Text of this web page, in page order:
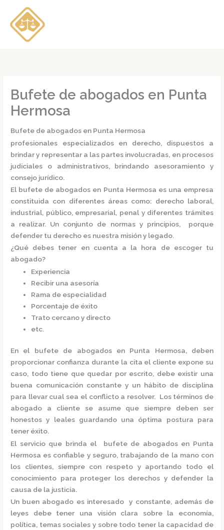
contenido
Bufete de abogados en Punta
Hermosa
Bufete de abogados en Punta Hermosa
profesionales especializados en derecho, dispuestos a
brindar y representar a las partes involucradas, en procesos
judiciales o administrativos, brindando asesoramiento y
consejo jurídico.
El bufete de abogados en Punta Hermosa es una empresa
constituida con diferentes áreas como: derecho laboral,
industrial, público, empresarial, penal y diferentes trámites
a realizar. Un conjunto de normas y principios, porque
defender tu derecho es nuestra misión y legado.
¿Qué debes tener en cuenta a la hora de escoger tu
abogado?
Experiencia
Recibir una asesoría
Rama de especialidad
Porcentaje de éxito
Trato cercano y directo
etc.
En el bufete de abogados en Punta Hermosa, deben
proporcionar confianza durante la cita el cliente expone su
caso, todo tiene que quedar por escrito, debe existir una
buena comunicación constante y un hábito de disciplina
para llevar cual sea el conflicto a resolver. Los términos de
abogado a cliente se asume que siempre deben ser
honestos y leales guardando una óptima postura para
tener éxito.
El servicio que brinda el
bufete de abogados en Punta
Hermosa es confiable y seguro, trabajando de la mano con
los clientes, siempre con respeto y aportando todo el
conocimiento para proteger los derechos y defender la
causa de la justicia.
Un buen abogado es interesado y constante, además de
leyes debe tener una visión clara sobre la economía,
política, temas sociales y sobre todo tener la capacidad de